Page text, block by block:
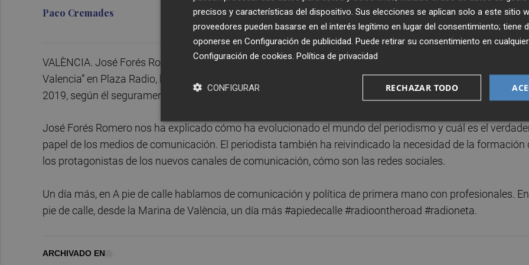
Paco Cremades Publicado: 21/07/2021 ·
Actualizado: 29/01/2024 ·
VALÈNCIA. José Forés Romero, compañero de esta casa, el grupo Plaza, presentando y dirigiendo
Valencia” en Plaza Radio, haciendo lo propio con el programa de Plaza TV “Plaza 4.0” y habiendo recibido
2019, según él seguramente por error, el premio a Periodista del año de la Comunidad Valenciana 2018
José Forés Romero nos ha explicado cómo ha evolucionado el mundo del periodismo y cuál es el
papel de los medios de comunicación. El periodista también ha reivindicado la necesidad de la formación
los protagonistas de los nuevos canales de comunicación, cómo son las redes sociales.
Un día más, en A pie de calle hablamos de comunicación y política de primera mano con profesionales.
pie de calle, desde la Marina de València, un día más #apiedecalle #radioontheroad #radioneta.
ARCHIVADO EN
precisos y características del dispositivo. Sus elecciones se aplican solo a este sitio
proveedores pueden basarse en el interés legítimo en lugar del consentimiento; tiene
oponerse en Configuración de publicidad . Puede retirar su consentimiento en
Configuración de cookies Política de privacidad
RECHAZAR TODO
CONFIGURAR